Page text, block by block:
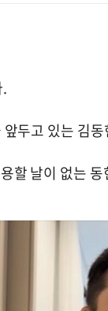
두고 있는 김
할 날이 없는